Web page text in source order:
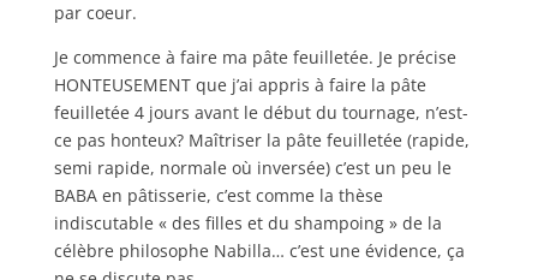
par coeur.
Je commence à faire ma pâte feuilletée. Je précise
HONTEUSEMENT que j’ai appris à faire la pâte
feuilletée 4 jours avant le début du tournage, n’est-
ce pas honteux? Maîtriser la pâte feuilletée (rapide,
semi rapide, normale où inversée) c’est un peu le
BABA en pâtisserie, c’est comme la thèse
indiscutable « des filles et du shampoing » de la
célèbre philosophe Nabilla… c’est une évidence, ça